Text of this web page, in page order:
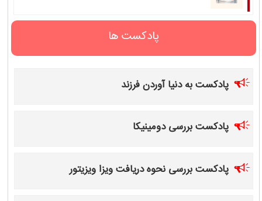
پادکست ها
پادکست به دنیا آوردن فرزند
پادکست بررسی دومینیکا
پادکست بررسی نحوه دریافت ویزا ویزیتور